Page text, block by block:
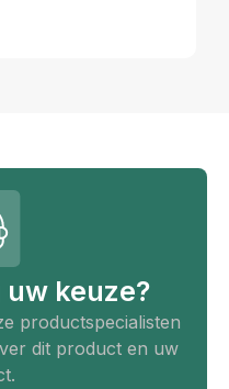
keuze?
productspecialisten
dit product en uw